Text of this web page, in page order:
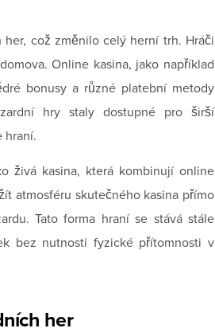
což změnilo celý herní trh. Hráči
Online kasina, jako například
bonusy a různé platební metody
hry staly dostupné pro širší
hraní.
živá kasina, která kombinují online
atmosféru skutečného kasina přímo
Tato forma hraní se stává stále
bez nutnosti fyzické přítomnosti v
her